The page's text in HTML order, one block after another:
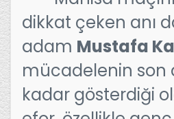
dikkat çeken anı
adam Mustafa
mücadelenin son
kadar gösterdiği